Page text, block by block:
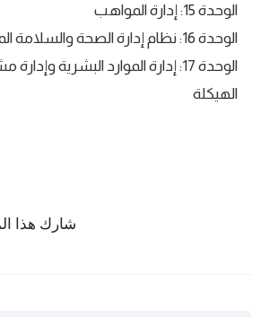
الوحدة 15: إدارة المواهب
الوحدة 16: نظام إدارة الصحة والسلامة المهنية
الوحدة 17: إدارة الموارد البشرية
الهيكلة
شارك هذا